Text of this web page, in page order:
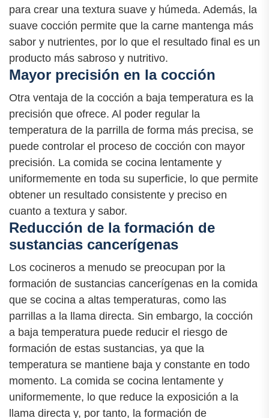
para crear una textura suave y húmeda. Además, la
suave cocción permite que la carne mantenga más
sabor y nutrientes, por lo que el resultado final es un
producto más sabroso y nutritivo.
Mayor precisión en la cocción
Otra ventaja de la cocción a baja temperatura es la
precisión que ofrece. Al poder regular la
temperatura de la parrilla de forma más precisa, se
puede controlar el proceso de cocción con mayor
precisión. La comida se cocina lentamente y
uniformemente en toda su superficie, lo que permite
obtener un resultado consistente y preciso en
cuanto a textura y sabor.
Reducción de la formación de
sustancias cancerígenas
Los cocineros a menudo se preocupan por la
formación de sustancias cancerígenas en la comida
que se cocina a altas temperaturas, como las
parrillas a la llama directa. Sin embargo, la cocción
a baja temperatura puede reducir el riesgo de
formación de estas sustancias, ya que la
temperatura se mantiene baja y constante en todo
momento. La comida se cocina lentamente y
uniformemente, lo que reduce la exposición a la
llama directa y, por tanto, la formación de